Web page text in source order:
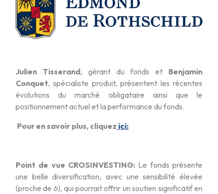
Julien Tisserand, gérant du fonds et Benjamin
Conquet, spécialiste produit, présentent les récentes
évolutions du marché obligataire ainsi que le
positionnement actuel et la performance du fonds.
Pour en savoir plus, cliquez ici:
Point de vue CROSINVESTING: Le fonds présente
une belle diversification, avec une sensibilité élevée
(proche de 6), qui pourrait offrir un soutien significatif en